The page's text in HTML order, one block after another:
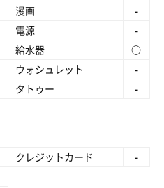
漫画
-
電源
-
給水器
○
ウォシュレット
-
タトゥー -
クレジットカード
-